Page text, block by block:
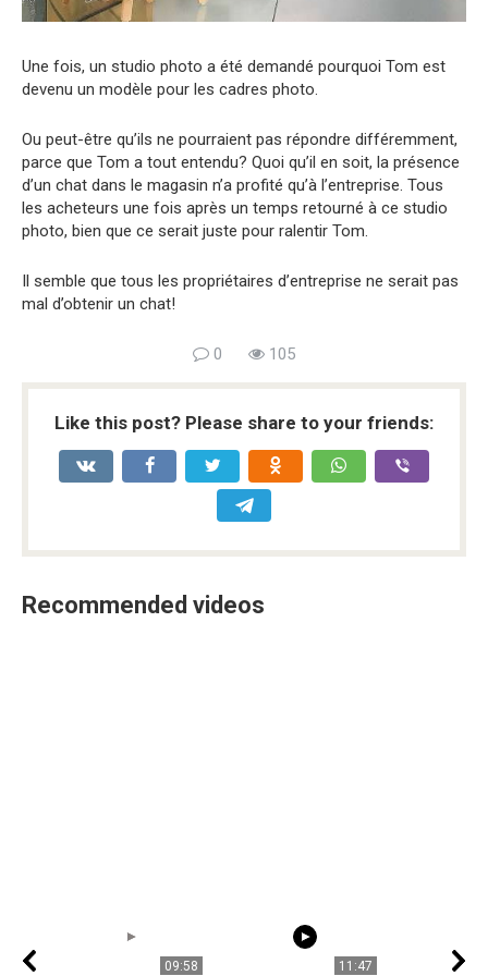
Une fois, un studio photo a été demandé pourquoi Tom est
devenu un modèle pour les cadres photo.
Ou peut-être qu’ils ne pourraient pas répondre différemment,
parce que Tom a tout entendu? Quoi qu’il en soit, la présence
d’un chat dans le magasin n’a profité qu’à l’entreprise. Tous
les acheteurs une fois après un temps retourné à ce studio
photo, bien que ce serait juste pour ralentir Tom.
Il semble que tous les propriétaires d’entreprise ne serait pas
mal d’obtenir un chat!
0 105
Like this post? Please share to your friends:
Recommended videos
09:58 11:47